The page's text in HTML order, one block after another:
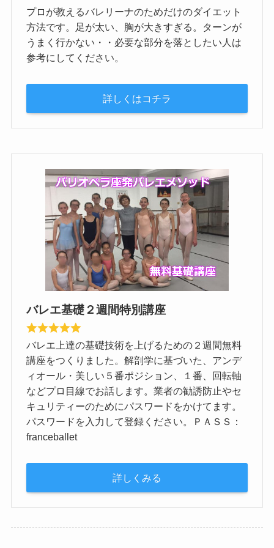
プロが教えるバレリーナのためだけのダイエット
方法です。足が太い、胸が大きすぎる。ターンが
うまく行かない・・必要な部分を落としたい人は
参考にしてください。
詳しくはコチラ
バレエ基礎２週間特別講座
バレエ上達の基礎技術を上げるための２週間無料
講座をつくりました。解剖学に基づいた、アンデ
ィオール・美しい５番ポジション、１番、回転軸
などプロ目線でお話します。業者の勧誘防止やセ
キュリティーのためにパスワードをかけてます。
パスワードを入力して登録ください。ＰＡＳＳ：
franceballet
詳しくみる